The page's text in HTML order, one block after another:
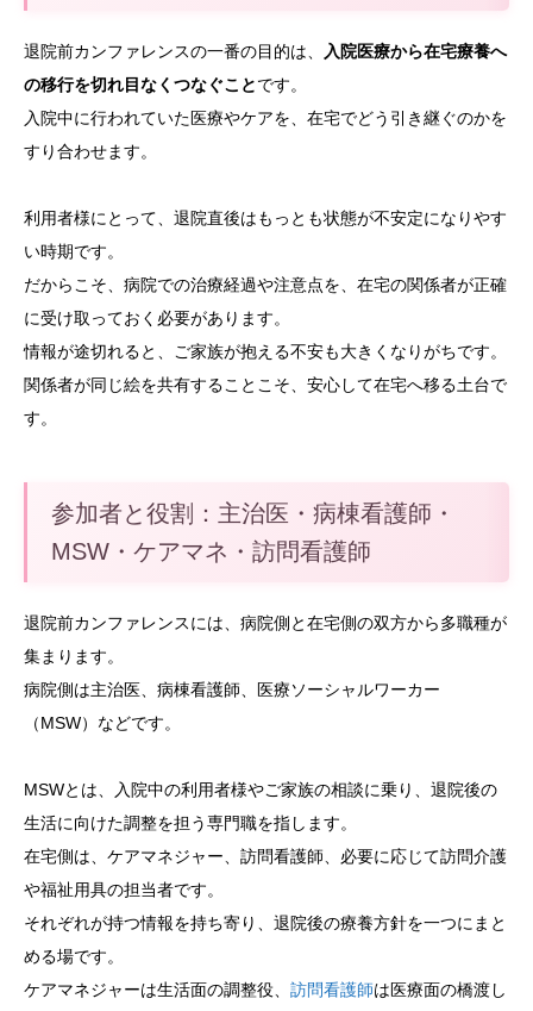
退院前カンファレンスの一番の目的は、
入院医療から在宅療養へ
の移行を切れ目なくつなぐことです。
入院中に行われていた医療やケアを、在宅でどう引き継ぐのかを
すり合わせます。
利用者様にとって、退院直後はもっとも状態が不安定になりやす
い時期です。
だからこそ、病院での治療経過や注意点を、在宅の関係者が正確
に受け取っておく必要があります。
情報が途切れると、ご家族が抱える不安も大きくなりがちです。
関係者が同じ絵を共有することこそ、安心して在宅へ移る土台で
す。
参加者と役割：主治医・病棟看護師・
MSW・ケアマネ・ 訪問看護師
退院前カンファレンスには、病院側と在宅側の双方から多職種が
集まります。
病院側は主治医、病棟看護師、医療ソーシャルワーカー
（MSW）などです。
MSWとは、入院中の利用者様やご家族の相談に乗り、退院後の
生活に向けた調整を担う専門職を指します。
在宅側は、ケアマネジャー、訪問看護師、必要に応じて訪問介護
や福祉用具の担当者です。
それぞれが持つ情報を持ち寄り、退院後の療養方針を一つにまと
める場です。
ケアマネジャーは生活面の調整役、 訪問看護師は医療面の橋渡し